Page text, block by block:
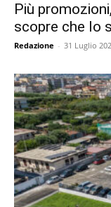
Più
scopre che lo
Redazione - 31 Luglio